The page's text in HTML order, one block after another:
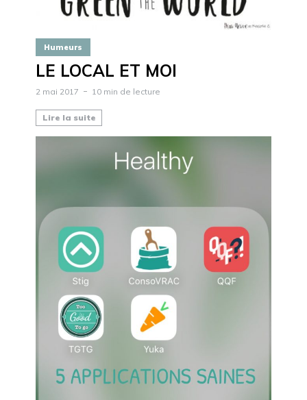
Humeurs
LE LOCAL ET MOI
2 mai 2017 10 min de lecture
Lire la suite